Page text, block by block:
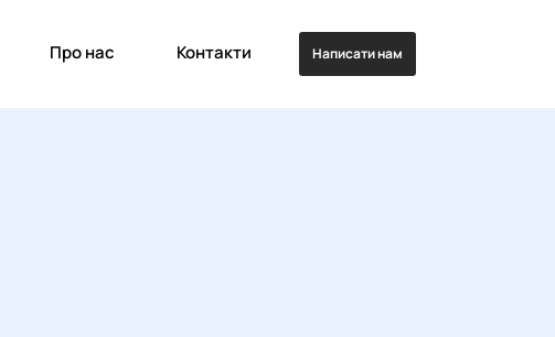
Про нас Контакти Написати нам